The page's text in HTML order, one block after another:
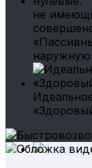
не
наружную